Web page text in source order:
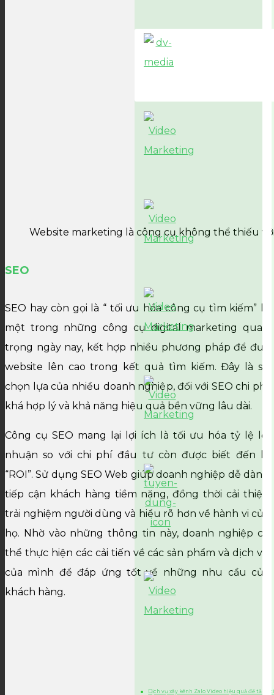
Dịch vụ xây kênh Zalo Video hiệu quả để tăng
Website marketing là công cụ không thể thiếu
SEO
SEO hay còn gọi là “ tối ưu hóa công cụ tìm kiếm” là
một trong những công cụ digital marketing quan
trọng ngày nay, kết hợp nhiều phương pháp để đưa
website lên cao trong kết quả tìm kiếm. Đây là sự
chọn lựa của nhiều doanh nghiệp, đối với SEO chi phí
khá hợp lý và khả năng hiệu quả bền vững lâu dài.
Công cụ SEO mang lại lợi ích là tối ưu hóa tỷ lệ lợi
nhuận so với chi phí đầu tư còn được biết đến là
“ROI”. Sử dụng SEO Web giúp doanh nghiệp dễ dàng
tiếp cận khách hàng tiềm năng, đồng thời cải thiện
trải nghiệm người dùng và hiểu rõ hơn về hành vi của
họ. Nhờ vào những thông tin này, doanh nghiệp có
thể thực hiện các cải tiến về các sản phẩm và dịch vụ
của mình để đáp ứng tốt về những nhu cầu của
khách hàng.